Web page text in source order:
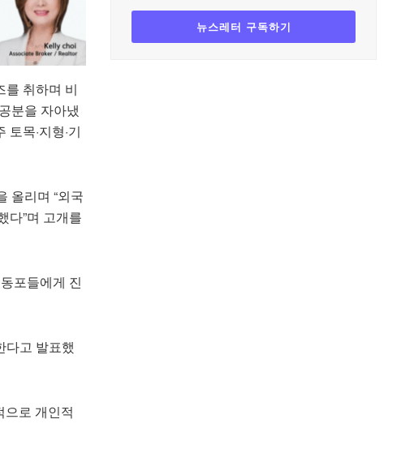
를 취하며 비
분을 자아냈
목·지형·기
올리며 “외국
다”며 고개를
포들에게 진
다고 발표했
으로 개인적